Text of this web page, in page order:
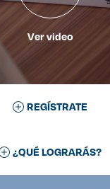
Ver video
REGÍSTRATE
¿QUÉ LOGRARÁS?